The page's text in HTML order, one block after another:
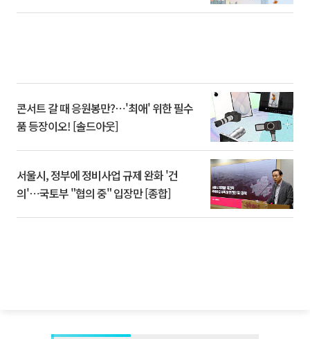
콘서트 갈 때 응원봉만?⋯'최애' 위한 필수
품 등장이오! [솔드아웃]
서울시, 정부에 정비사업 규제 완화 '건
의'⋯국토부 "협의 중" 입장만 [종합]